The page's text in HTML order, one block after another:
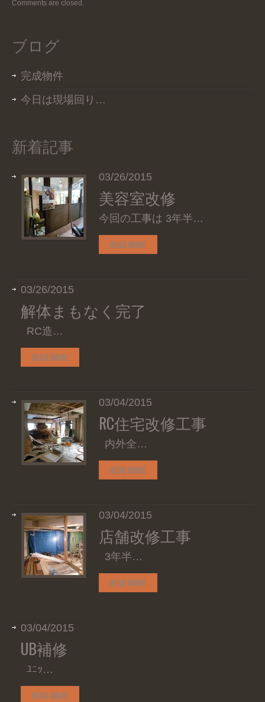
Comments are closed.
ブログ
完成物件
今日は現場回り…
新着記事
03/26/2015
美容室改修
今回の工事は 3年半…
READ MORE
03/26/2015
解体まもなく完了
RC造…
READ MORE
03/04/2015
RC住宅改修工事
内外全…
READ MORE
03/04/2015
店舗改修工事
3年半…
READ MORE
03/04/2015
UB補修
ﾕﾆｯ…
READ MORE